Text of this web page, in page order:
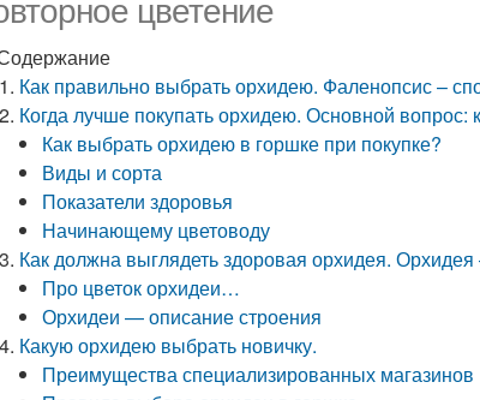
цветение
Как правильно выбрать орхидею. Фаленопсис –
Когда лучше покупать орхидею. Основной вопрос:
Как выбрать орхидею в горшке при покупке?
Виды и сорта
Показатели здоровья
Начинающему цветоводу
Как должна выглядеть здоровая орхидея.
Про цветок орхидеи…
Орхидеи — описание строения
Какую орхидею выбрать новичку.
Преимущества специализированных магазинов